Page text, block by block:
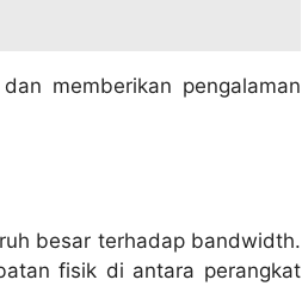
memberikan pengalaman
besar terhadap bandwidth.
fisik di antara perangkat